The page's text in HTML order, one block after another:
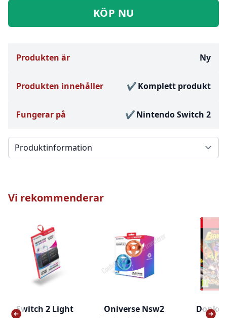
KÖP NU
Produkten är Ny
Produkten innehåller Komplett produkt
Fungerar på Nintendo Switch 2
Välj en flik
Vi rekommenderar
Switch 2 Light
Oniverse Nsw2